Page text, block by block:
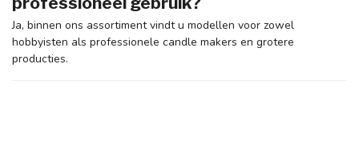
Ja, binnen ons assortiment vindt u modellen voor zowel
hobbyisten als professionele candle makers en grotere
producties.